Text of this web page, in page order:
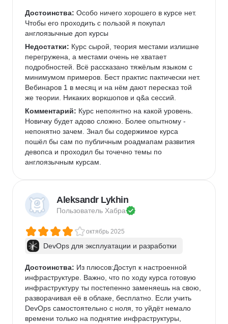
Достоинства: Особо ничего хорошего в курсе нет.
Чтобы его проходить с пользой я покупал
англоязычные доп курсы
Недостатки: Курс сырой, теория местами излишне
перегружена, а местами очень не хватает
подробностей. Всё рассказано тяжёлым языком с
минимумом примеров. Бест практис пактически нет.
Вебинаров 1 в месяц и на нём дают пересказ той
же теории. Никаких воркшопов и q&a сессий.
Комментарий: Курс непоянтно на какой уровень.
Новичку будет адово сложно. Более опытному -
непонятно зачем. Знал бы содержимое курса
пошёл бы сам по публичным роадмапам развития
девопса и проходил бы точечно темы по
англоязычным курсам.
Aleksandr Lykhin
Пользователь Хабра
октябрь 2025
DevOps для эксплуатации и разработки
Достоинства: Из плюсов:Доступ к настроенной
инфраструктуре. Важно, что по ходу курса готовую
инфраструктуру ты постепенно заменяешь на свою,
разворачивая её в облаке, бесплатно. Если учить
DevOps самостоятельно с ноля, то уйдёт немало
времени только на поднятие инфраструктуры,